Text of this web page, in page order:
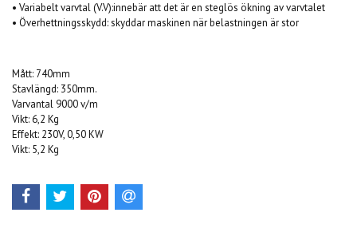
• Variabelt varvtal (V.V):innebär att det är en steglös ökning av varvtalet
• Överhettningsskydd: skyddar maskinen när belastningen är stor
Mått: 740mm
Stavlängd: 350mm.
Varvantal 9000 v/m
Vikt: 6,2 Kg
Effekt: 230V, 0,50 KW
Vikt: 5,2 Kg